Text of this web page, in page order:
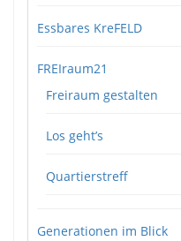
Essbares KreFELD
FREIraum21
Freiraum gestalten
Los geht’s
Quartierstreff
Generationen im Blick